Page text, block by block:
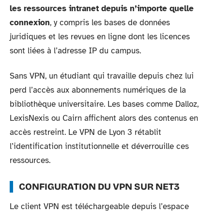
les ressources intranet depuis n’importe quelle
connexion, y compris les bases de données
juridiques et les revues en ligne dont les licences
sont liées à l’adresse IP du campus.
Sans VPN, un étudiant qui travaille depuis chez lui
perd l’accès aux abonnements numériques de la
bibliothèque universitaire. Les bases comme Dalloz,
LexisNexis ou Cairn affichent alors des contenus en
accès restreint. Le VPN de Lyon 3 rétablit
l’identification institutionnelle et déverrouille ces
ressources.
CONFIGURATION DU VPN SUR NET3
Le client VPN est téléchargeable depuis l’espace